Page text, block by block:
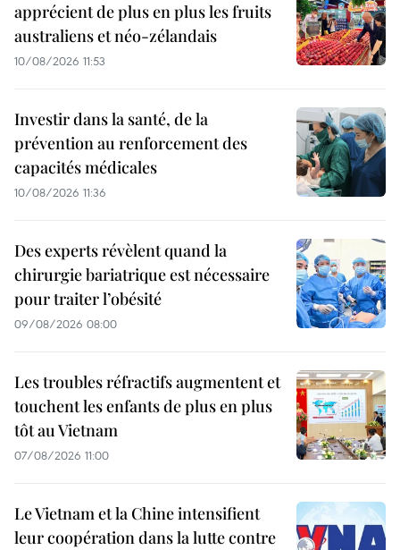
apprécient de plus en plus les fruits
australiens et néo-zélandais
10/08/2026 11:53
Investir dans la santé, de la
prévention au renforcement des
capacités médicales
10/08/2026 11:36
Des experts révèlent quand la
chirurgie bariatrique est nécessaire
pour traiter l’obésité
09/08/2026 08:00
Les troubles réfractifs augmentent et
touchent les enfants de plus en plus
tôt au Vietnam
07/08/2026 11:00
Le Vietnam et la Chine intensifient
leur coopération dans la lutte contre